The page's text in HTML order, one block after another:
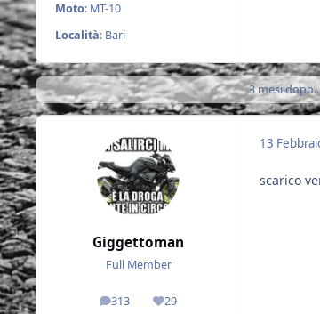
Moto: MT-10
Località: Bari
3 mesi
Giggettoman
Full Member
313
messaggi29
Reputazione
13
scarico